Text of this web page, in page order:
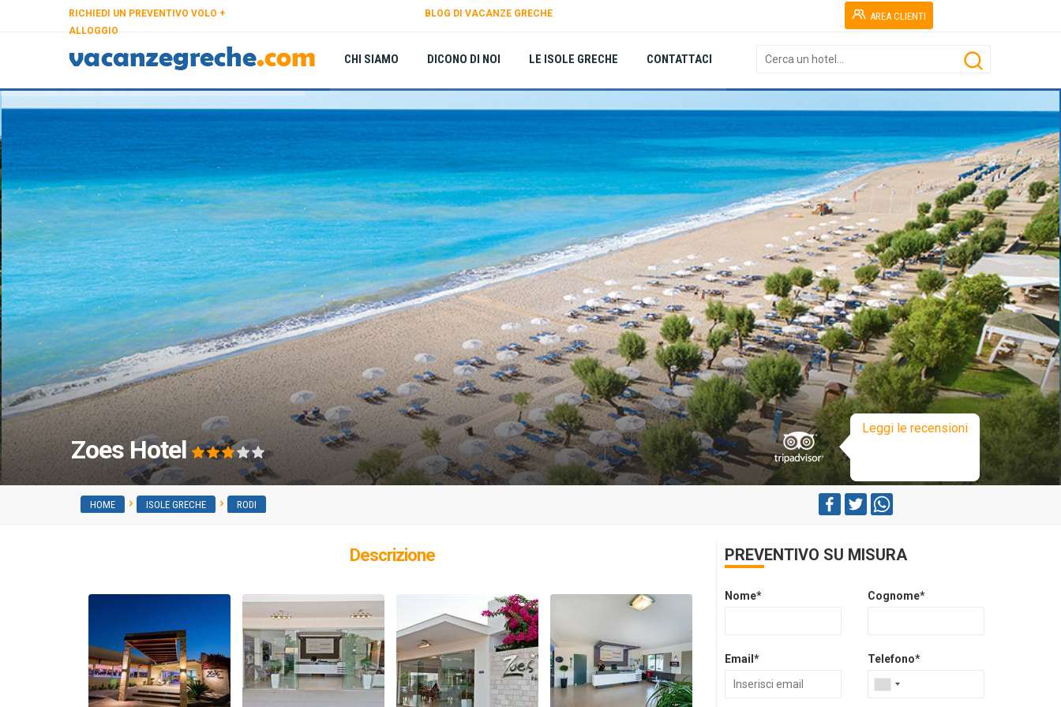
AREA CLIENTI
RICHIEDI UN PREVENTIVO VOLO +
ALLOGGIO
BLOG DI VACANZE GRECHE
CHI SIAMO DICONO DI NOI LE ISOLE GRECHE CONTATTACI
Leggi le recensioni
Zoes Hotel
HOME ISOLE GRECHE RODI
Descrizione PREVENTIVO SU MISURA
Nome* Cognome*
Email* Telefono*